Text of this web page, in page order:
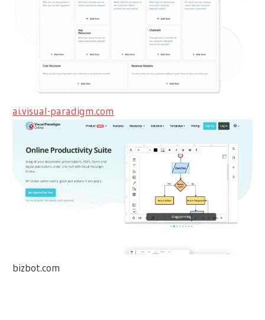
ai.visual-paradigm.com
bizbot.com